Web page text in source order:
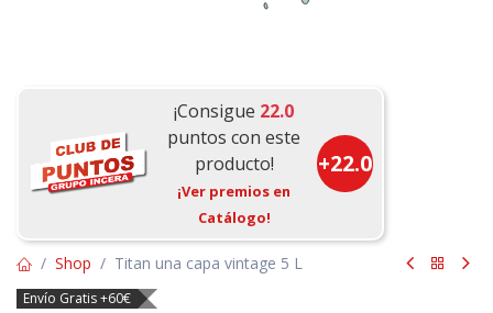
¡Consigue 22.0
puntos con este
producto!
¡Ver premios en
Catálogo!
+22.0
Shop Titan una capa vintage 5 L
Envío Gratis +60€